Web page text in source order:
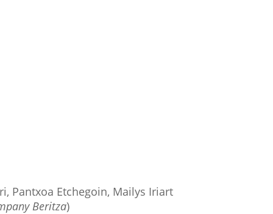
Pantxoa Etchegoin, Mailys Iriart
Beritza)